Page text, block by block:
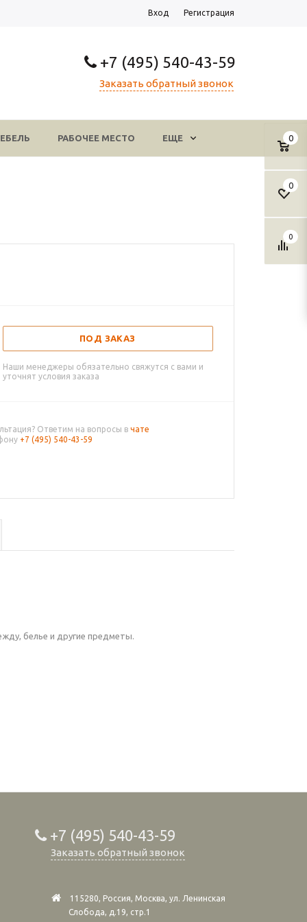
Вход Регистрация
+7 (495) 540-43-59
Заказать обратный звонок
0
0
0
РАБОЧЕЕ МЕСТО ЕЩЕ
ПОД ЗАКАЗ
Наши менеджеры обязательно свяжутся с вами и
уточнят условия заказа
Ответим на вопросы в чате
+7 (495) 540-43-59
белье и другие предметы.
+7 (495) 540-43-59
Заказать обратный звонок
115280, Россия, Москва, ул. Ленинская
Слобода, д.19, стр.1